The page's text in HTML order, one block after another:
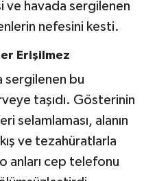
ve havada sergilenen
nefesini kesti.
Erişilmez
sergilenen bu
taşıdı. Gösterinin
selamlaması, alanın
ve tezahüratlarla
anları cep telefonu